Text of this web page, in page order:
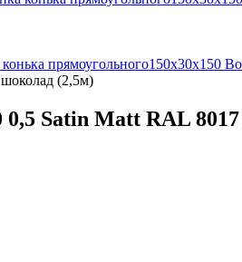
прямоугольного150х30х150
(2,5м)
0,5 Satin Matt RAL